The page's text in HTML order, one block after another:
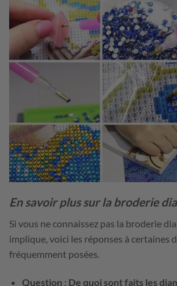
En savoir plus sur la broderie
Si vous ne connaissez pas la broderie
implique, voici les réponses à certaines
fréquemment posées.
Question : De quoi sont faits les